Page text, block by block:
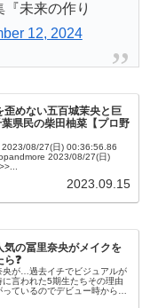
未来の作り
12, 2024
歪めない五百城茉央と巨
県民の柴田柚菜【プロ野
08/27(日) 00:36:56.86
2023/08/27(日)
2023.09.15
気の冨里奈央がメイクを
❓
央が…過去イチでビジュアルが
言われた5期生たちその理由
ているのでデビュー時からビ